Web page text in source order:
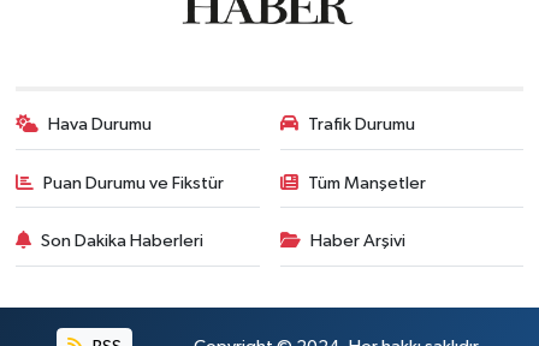
Hava Durumu Trafik Durumu
Puan Durumu ve Fikstür Tüm Manşetler
Son Dakika Haberleri Haber Arşivi